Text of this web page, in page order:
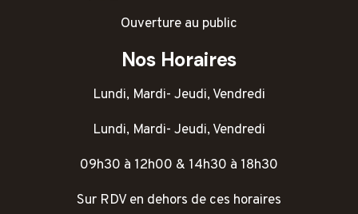
Ouverture au public
Nos Horaires
Lundi, Mardi- Jeudi, Vendredi
Lundi, Mardi- Jeudi, Vendredi
09h30 à 12h00 & 14h30 à 18h30
Sur RDV en dehors de ces horaires